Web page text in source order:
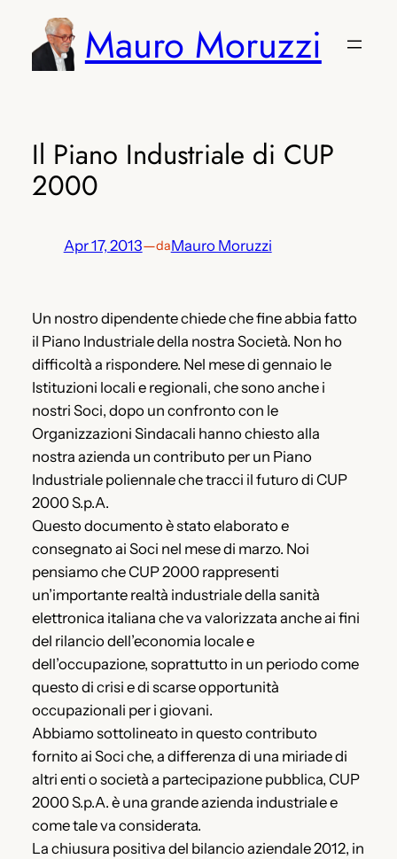
contenuto
Mauro Moruzzi
Il Piano Industriale di CUP
2000
Apr 17, 2013—daMauro Moruzzi
Un nostro dipendente chiede che fine abbia fatto
il Piano Industriale della nostra Società. Non ho
difficoltà a rispondere. Nel mese di gennaio le
Istituzioni locali e regionali, che sono anche i
nostri Soci, dopo un confronto con le
Organizzazioni Sindacali hanno chiesto alla
nostra azienda un contributo per un Piano
Industriale poliennale che tracci il futuro di CUP
2000 S.p.A.
Questo documento è stato elaborato e
consegnato ai Soci nel mese di marzo. Noi
pensiamo che CUP 2000 rappresenti
un’importante realtà industriale della sanità
elettronica italiana che va valorizzata anche ai fini
del rilancio dell’economia locale e
dell’occupazione, soprattutto in un periodo come
questo di crisi e di scarse opportunità
occupazionali per i giovani.
Abbiamo sottolineato in questo contributo
fornito ai Soci che, a differenza di una miriade di
altri enti o società a partecipazione pubblica, CUP
2000 S.p.A. è una grande azienda industriale e
come tale va considerata.
La chiusura positiva del bilancio aziendale 2012, in